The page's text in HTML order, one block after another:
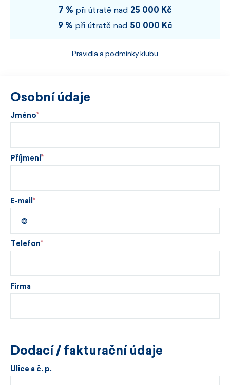
7 % při útratě nad 25 000 Kč
9 % při útratě nad 50 000 Kč
Pravidla a podmínky klubu
Osobní údaje
Jméno
Příjmení
E-mail
Telefon
Firma
Dodací / fakturační údaje
Ulice a č. p.